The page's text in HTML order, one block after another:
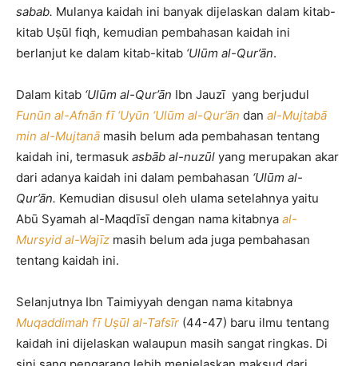
sabab. Mulanya kaidah ini banyak dijelaskan dalam kitab-
kitab Uṣūl fiqh, kemudian pembahasan kaidah ini
berlanjut ke dalam kitab-kitab ‘Ulūm al-Qur’ān.
Dalam kitab ‘Ulūm al-Qur’ān Ibn Jauzī yang berjudul
Funūn al-Afnān fī ‘Uyūn ‘Ulūm al-Qur’ān dan al-Mujtabā
min al-Mujtanā masih belum ada pembahasan tentang
kaidah ini, termasuk asbāb al-nuzūl yang merupakan akar
dari adanya kaidah ini dalam pembahasan ‘Ulūm al-
Qur’ān. Kemudian disusul oleh ulama setelahnya yaitu
Abū Syamah al-Maqdīsī dengan nama kitabnya al-
Mursyid al-Wajīz masih belum ada juga pembahasan
tentang kaidah ini.
Selanjutnya Ibn Taimiyyah dengan nama kitabnya
Muqaddimah fī Uṣūl al-Tafsīr (44-47) baru ilmu tentang
kaidah ini dijelaskan walaupun masih sangat ringkas. Di